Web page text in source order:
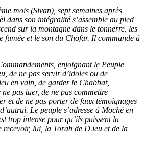
mois (Sivan), sept semaines après
dans son intégralité s’assemble au pied
sur la montagne dans le tonnerre, les
fumée et le son du Chofar. Il commande à
enjoignant le Peuple
de ne pas servir d’idoles ou de
en vain, de garder le Chabbat,
pas tuer, de ne pas commettre
et de ne pas porter de faux témoignages
Le peuple s’adresse à Moché en
trop intense pour qu’ils puissent la
recevoir, lui, la Torah de D.ieu et de la